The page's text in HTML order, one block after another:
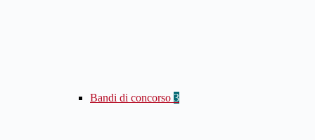
Bandi di concorso 3